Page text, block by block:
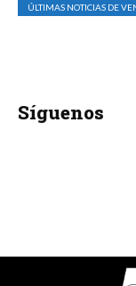
ÚLTIMAS NOTICIAS DE
Síguenos